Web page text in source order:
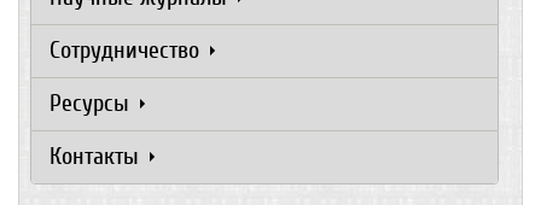
Сотрудничество
Ресурсы
Контакты